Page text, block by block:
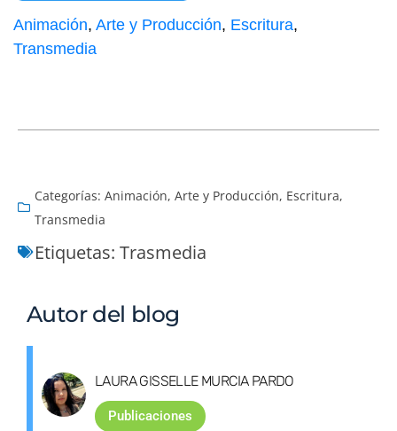
Animación, Arte y Producción, Escritura,
Transmedia
Categorías: Animación, Arte y Producción, Escritura,
Transmedia
Etiquetas: Trasmedia
Autor del blog
LAURA GISSELLE MURCIA PARDO
Publicaciones